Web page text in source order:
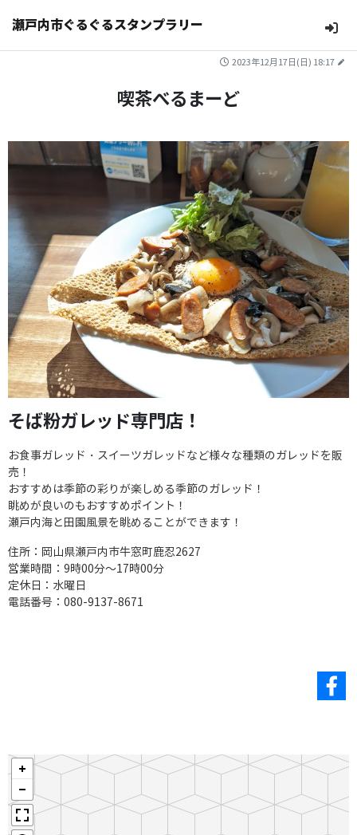
瀬戸内市ぐるぐるスタンプラリー
2023年12月17日(日) 18:17
喫茶べるまーど
そば粉ガレッド専門店！
お食事ガレッド・スイーツガレッドなど様々な種類のガレッドを販
売！
おすすめは季節の彩りが楽しめる季節のガレッド！
眺めが良いのもおすすめポイント！
瀬戸内海と田園風景を眺めることができます！
住所：岡山県瀬戸内市牛窓町鹿忍2627
営業時間：9時00分～17時00分
定休日：水曜日
電話番号：080-9137-8671